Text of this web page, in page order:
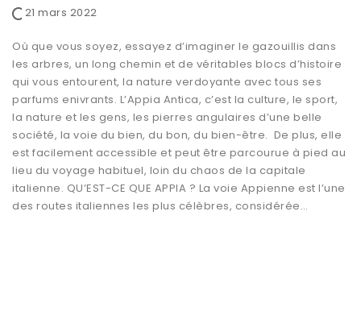
21 mars 2022
Où que vous soyez, essayez d’imaginer le gazouillis dans
les arbres, un long chemin et de véritables blocs d’histoire
qui vous entourent, la nature verdoyante avec tous ses
parfums enivrants. L’Appia Antica, c’est la culture, le sport,
la nature et les gens, les pierres angulaires d’une belle
société, la voie du bien, du bon, du bien-être. De plus, elle
est facilement accessible et peut être parcourue à pied au
lieu du voyage habituel, loin du chaos de la capitale
italienne. QU’EST-CE QUE APPIA ? La voie Appienne est l’une
des routes italiennes les plus célèbres, considérée…